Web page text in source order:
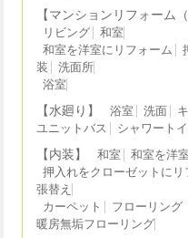
【マンションリフォーム
リビング
和室
和室を洋室にリフォーム
装
洗面所
浴室
【水廻り】 浴室 洗面
ユニットバス
シャワート
【内装】 和室
和室を洋
押入れをクローゼットに
張替え
カーペット
フローリング
暖房無垢フローリング